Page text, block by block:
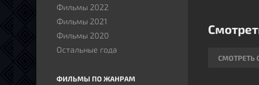
СМОТРЕТЬ
Фильмы 2022
Фильмы 2021
Фильмы 2020
Остальные года
ФИЛЬМЫ ПО ЖАНРАМ